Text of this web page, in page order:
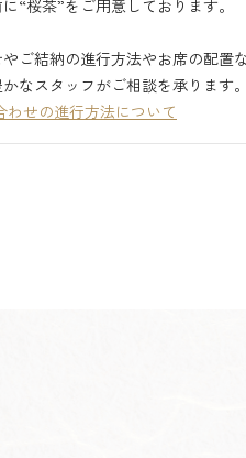
“桜茶”をご用意しております。
ご結納の進行方法やお席の配置
なスタッフがご相談を承ります。
わせの進行方法について